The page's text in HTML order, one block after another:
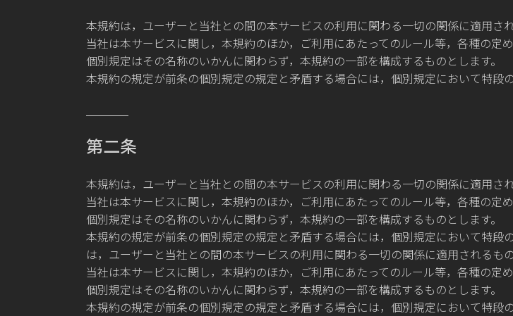
本規約は，ユーザーと当社との間の本サービスの利用に関わる一切の関係に適用さ
当社は本サービスに関し，本規約のほか，ご利用にあたってのルール等，各種の
個別規定はその名称のいかんに関わらず，本規約の一部を構成するものとします。
本規約の規定が前条の個別規定の規定と矛盾する場合には，個別規定において特段
第二条
本規約は，ユーザーと当社との間の本サービスの利用に関わる一切の関係に適用さ
当社は本サービスに関し，本規約のほか，ご利用にあたってのルール等，各種の
個別規定はその名称のいかんに関わらず，本規約の一部を構成するものとします。
本規約の規定が前条の個別規定の規定と矛盾する場合には，個別規定において特
は，ユーザーと当社との間の本サービスの利用に関わる一切の関係に適用されるもの
当社は本サービスに関し，本規約のほか，ご利用にあたってのルール等，各種の
個別規定はその名称のいかんに関わらず，本規約の一部を構成するものとします。
本規約の規定が前条の個別規定の規定と矛盾する場合には，個別規定において特段